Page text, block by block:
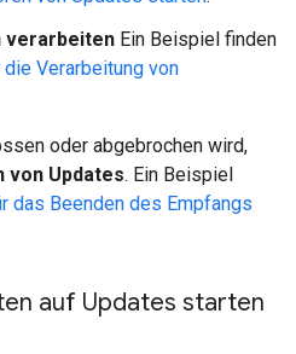
verarbeiten Ein Beispiel finden
Verarbeitung von
oder abgebrochen wird,
von Updates. Ein Beispiel
das Beenden des Empfangs
auf Updates starten